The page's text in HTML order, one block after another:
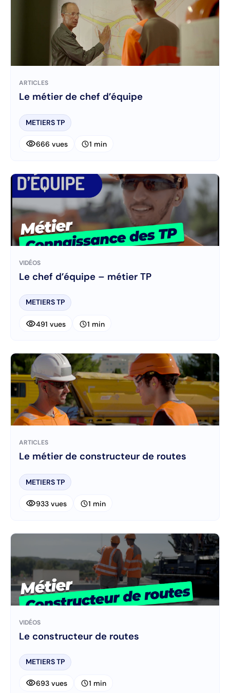
ARTICLES
Le métier de chef d’équipe
METIERS TP
visibility666 vues schedule1 min
VIDÉOS
Le chef d’équipe – métier TP
METIERS TP
visibility491 vues schedule1 min
ARTICLES
Le métier de constructeur de routes
METIERS TP
visibility933 vues schedule1 min
VIDÉOS
Le constructeur de routes
METIERS TP
visibility693 vues schedule1 min